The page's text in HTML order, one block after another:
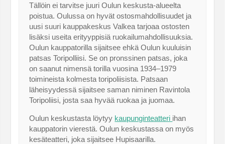
Tällöin ei tarvitse juuri Oulun keskusta-alueelta
poistua. Oulussa on hyvät ostosmahdollisuudet ja
uusi suuri kauppakeskus Valkea tarjoaa ostosten
lisäksi useita erityyppisiä ruokailumahdollisuuksia.
Oulun kauppatorilla sijaitsee ehkä Oulun kuuluisin
patsas Toripolliisi. Se on pronssinen patsas, joka
on saanut nimensä torilla vuosina 1934–1979
toimineista kolmesta toripoliisista. Patsaan
läheisyydessä sijaitsee saman niminen Ravintola
Toripoliisi, josta saa hyvää ruokaa ja juomaa.
Oulun keskustasta löytyy kaupunginteatteri ihan
kauppatorin vierestä. Oulun keskustassa on myös
kesäteatteri, joka sijaitsee Hupisaarilla.